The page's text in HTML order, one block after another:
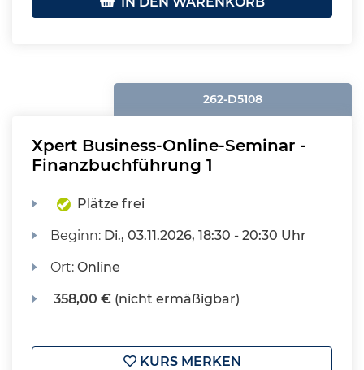
262-D5108
Xpert Business-Online-Seminar -
Finanzbuchführung 1
Plätze frei
Beginn: Di., 03.11.2026, 18:30 - 20:30 Uhr
Ort:Online
358,00 € (nicht ermäßigbar)
KURS MERKEN